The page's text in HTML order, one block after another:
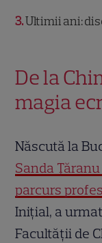
3 Ultimii ani:
De la
magia
Născută la
Sanda
parcurs
Inițial, a
Facultății de